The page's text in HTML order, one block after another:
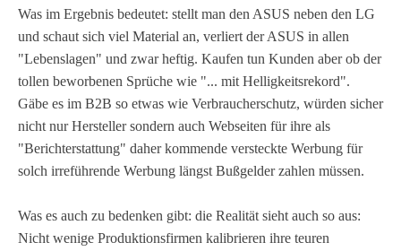
Was im Ergebnis bedeutet: stellt man den ASUS neben den LG
und schaut sich viel Material an, verliert der ASUS in allen
"Lebenslagen" und zwar heftig. Kaufen tun Kunden aber ob der
tollen beworbenen Sprüche wie "... mit Helligkeitsrekord".
Gäbe es im B2B so etwas wie Verbraucherschutz, würden sicher
nicht nur Hersteller sondern auch Webseiten für ihre als
"Berichterstattung" daher kommende versteckte Werbung für
solch irreführende Werbung längst Bußgelder zahlen müssen.
Was es auch zu bedenken gibt: die Realität sieht auch so aus:
Nicht wenige Produktionsfirmen kalibrieren ihre teuren